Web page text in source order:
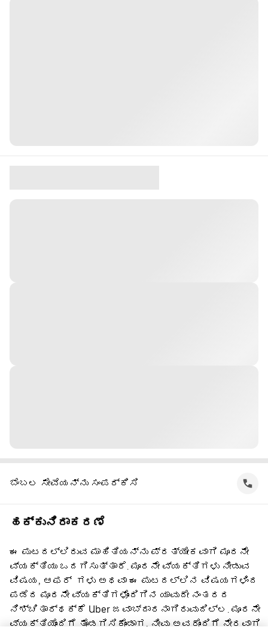
ಬೆಂಬಲ ಸೇವೆಯನ್ನು ಸಂಪರ್ಕಿಸಿ
ಹಕ್ಕುನಿರಾಕರಣೆ
ಈ ಪುಟದಲ್ಲಿರುವ ಮಾಹಿತಿಯನ್ನು ಪ್ರತ್ಯೇಕವಾಗಿ ಮೂರನೇ
ವ್ಯಕ್ತಿಯು ಒದಗಿಸುತ್ತಾರೆ. ಮೂರನೇ ವ್ಯಕ್ತಿಗಳು ನೀಡುವ
ವಿಷಯ, ಆಫರ್ ‌ ಗಳು ಅಥವಾ ಈ ಪುಟದಲ್ಲಿನ ವಿಷಯಗಳಿಂದ
ಪಡೆದ ಮೂರನೇ ವ್ಯಕ್ತಿಗಳೊಂದಿಗಿನ ಯಾವುದೇ ನಂತರದ
ನಿಶ್ಚಿತಾರ್ಥಕ್ಕೆ Uber ಜವಾಬ್ದಾರನಾಗಿರುವುದಿಲ್ಲ. ಮೂರನೇ
ವ್ಯಕ್ತಿಯೊಂದಿಗೆ ತೊಡಗಿಸಿಕೊಂಡಾಗ, ನೀವು ಅವರೊಂದಿಗೆ ನೇರವಾಗಿ